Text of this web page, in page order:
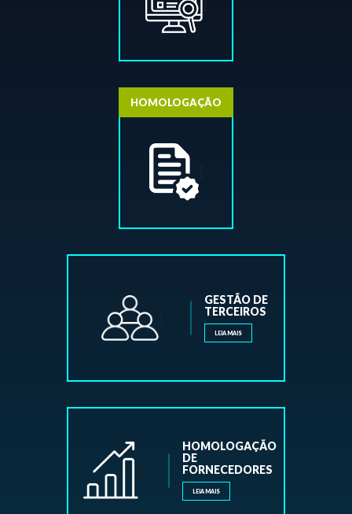
HOMOLOGAÇÃO
]
GESTÃO DE
TERCEIROS
LEIA MAIS
]
HOMOLOGAÇÃO
DE
FORNECEDORES
LEIA MAIS